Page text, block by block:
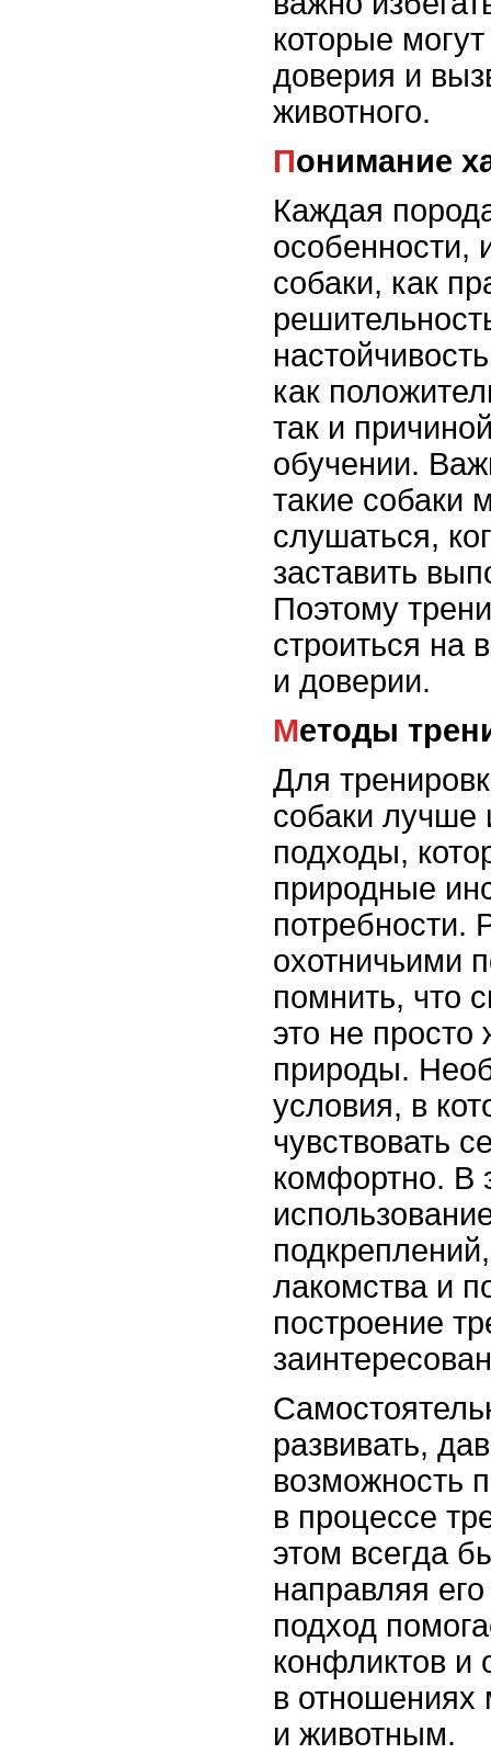
которые
доверия и
животного.
Понимание
Каждая
особенности,
собаки, как
как
так и
обучении.
такие собаки
слушаться,
заставить
Поэтому
строиться на
и доверии.
Методы
Для
собаки лучше
подходы,
природные
потребности.
охотничьими
помнить, что
это не просто
природы.
условия, в
чувствовать
комфортно. В
лакомства и
построение
развивать,
возможность
в процессе
этом всегда
направляя
подход
конфликтов и
в
и животным.